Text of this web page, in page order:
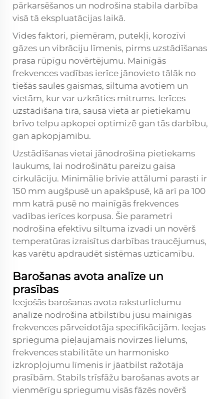
pārkarsēšanos un nodrošina stabila darbība
visā tā ekspluatācijas laikā.
Vides faktori, piemēram, putekļi, korozīvi
gāzes un vibrāciju līmenis, pirms uzstādīšanas
prasa rūpīgu novērtējumu. Mainīgās
frekvences vadības ierīce jānovieto tālāk no
tiešās saules gaismas, siltuma avotiem un
vietām, kur var uzkrāties mitrums. Ierīces
uzstādīšana tīrā, sausā vietā ar pietiekamu
brīvo telpu apkopei optimizē gan tās darbību,
gan apkopjamību.
Uzstādīšanas vietai jānodrošina pietiekams
laukums, lai nodrošinātu pareizu gaisa
cirkulāciju. Minimālie brīvie attālumi parasti ir
150 mm augšpusē un apakšpusē, kā arī pa 100
mm katrā pusē no mainīgās frekvences
vadības ierīces korpusa. Šie parametri
nodrošina efektīvu siltuma izvadi un novērš
temperatūras izraisītus darbības traucējumus,
kas varētu apdraudēt sistēmas uzticamību.
Barošanas avota analīze un
prasības
Ieejošās barošanas avota raksturlielumu
analīze nodrošina atbilstību jūsu mainīgās
frekvences pārveidotāja specifikācijām. Ieejas
sprieguma pieļaujamais novirzes lielums,
frekvences stabilitāte un harmonisko
izkropļojumu līmenis ir jāatbilst ražotāja
prasībām. Stabils trīsfāžu barošanas avots ar
vienmērīgu spriegumu visās fāzēs novērš